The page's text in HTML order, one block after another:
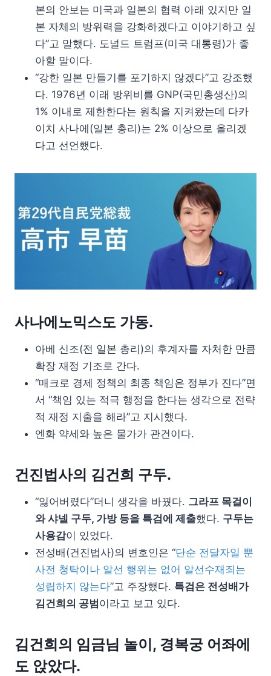
본의 안보는 미국과 일본의 협력 아래 있지만 일
본 자체의 방위력을 강화하겠다고 이야기하고 싶
다”고 말했다. 도널드 트럼프(미국 대통령)가 좋
아할 말이다.
“강한 일본 만들기를 포기하지 않겠다”고 강조했
다. 1976년 이래 방위비를 GNP(국민총생산)의
1% 이내로 제한한다는 원칙을 지켜왔는데 다카
이치 사나에(일본 총리)는 2% 이상으로 올리겠
다고 선언했다.
사나에노믹스도 가동.
아베 신조(전 일본 총리)의 후계자를 자처한 만큼
확장 재정 기조로 간다.
“매크로 경제 정책의 최종 책임은 정부가 진다”면
서 “책임 있는 적극 행정을 한다는 생각으로 전략
적 재정 지출을 해라”고 지시했다.
엔화 약세와 높은 물가가 관건이다.
건진법사의 김건희 구두.
“잃어버렸다”더니 생각을 바꿨다. 그라프 목걸이
와 샤넬 구두, 가방 등을 특검에 제출했다. 구두는
사용감이 있었다.
전성배(건진법사)의 변호인은 “단순 전달자일 뿐
사전 청탁이나 알선 행위는 없어 알선수재죄는
성립하지 않는다”고 주장했다. 특검은 전성배가
김건희의 공범이라고 보고 있다.
김건희의 임금님 놀이, 경복궁 어좌에
도 앉았다.